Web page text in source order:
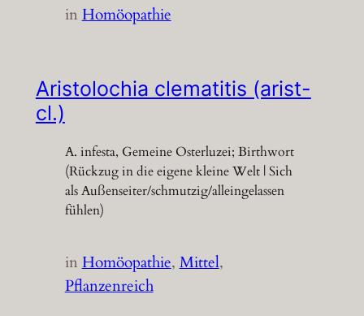
inHomöopathie
Aristolochia clematitis (arist-
cl.)
A. infesta, Gemeine Osterluzei; Birthwort
(Rückzug in die eigene kleine Welt | Sich
als Außenseiter/schmutzig/alleingelassen
fühlen)
inHomöopathie, Mittel
Pflanzenreich